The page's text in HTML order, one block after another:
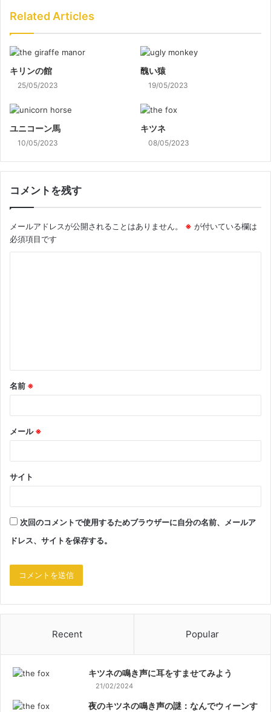
Related Articles
キリンの館
25/05/2023
醜い猿
19/05/2023
ユニコーン馬
10/05/2023
キツネ
08/05/2023
コメントを残す
メールアドレスが公開されることはありません。 ※ が付いている欄は
必須項目です
名前 ※
メール※
サイト
次回のコメントで使用するためブラウザーに自分の名前、メールア
ドレス、サイトを保存する。
Recent Popular
キツネの鳴き声に耳をすませてみよう
21/02/2024
夜のキツネの鳴き声の謎：なんでウィーンす